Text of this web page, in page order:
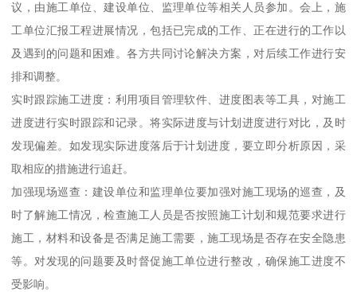
议，由施工单位、建设单位、监理单位等相关人员参加。会上，施
工单位汇报工程进展情况，包括已完成的工作、正在进行的工作以
及遇到的问题和困难。各方共同讨论解决方案，对后续工作进行安
排和调整。
实时跟踪施工进度：利用项目管理软件、进度图表等工具，对施工
进度进行实时跟踪和记录。将实际进度与计划进度进行对比，及时
发现偏差。如发现实际进度落后于计划进度，要立即分析原因，采
取相应的措施进行追赶。
加强现场巡查：建设单位和监理单位要加强对施工现场的巡查，及
时了解施工情况，检查施工人员是否按照施工计划和规范要求进行
施工，材料和设备是否满足施工需要，施工现场是否存在安全隐患
等。对发现的问题要及时督促施工单位进行整改，确保施工进度不
受影响。